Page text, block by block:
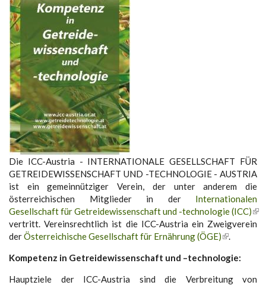
Die ICC-Austria - INTERNATIONALE GESELLSCHAFT FÜR
GETREIDEWISSENSCHAFT UND -TECHNOLOGIE - AUSTRIA
ist ein gemeinnütziger Verein, der unter anderem die
österreichischen Mitglieder in der Internationalen
Gesellschaft für Getreidewissenschaft und -technologie (ICC)
vertritt. Vereinsrechtlich ist die ICC-Austria ein Zweigverein
derÖsterreichische Gesellschaft für Ernährung (ÖGE)
.
Kompetenz in Getreidewissenschaft und –technologie:
Hauptziele der ICC-Austria sind die Verbreitung von